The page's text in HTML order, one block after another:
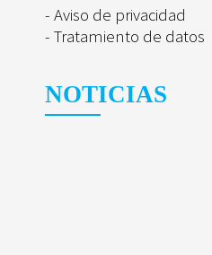
- Aviso de privacidad
- Tratamiento de datos
NOTICIAS